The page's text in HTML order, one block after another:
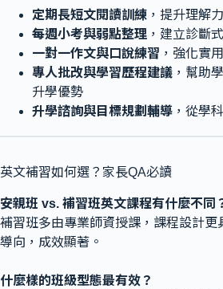
定期長短文閱讀訓練 ，提升理解
每週小考與弱點整理 ，建立診斷
一對一作文與口說練習 ，強化實
專人批改與學習歷程建議 ，幫助
升學優勢
升學諮詢與目標規劃輔導 ，從學
英文補習如何選？家長QA必讀
安親班 vs. 補習班英文課程有什麼不同
補習班多由專業師資授課，課程設計更
導向，成效顯著。
什麼樣的班級型態最有效？